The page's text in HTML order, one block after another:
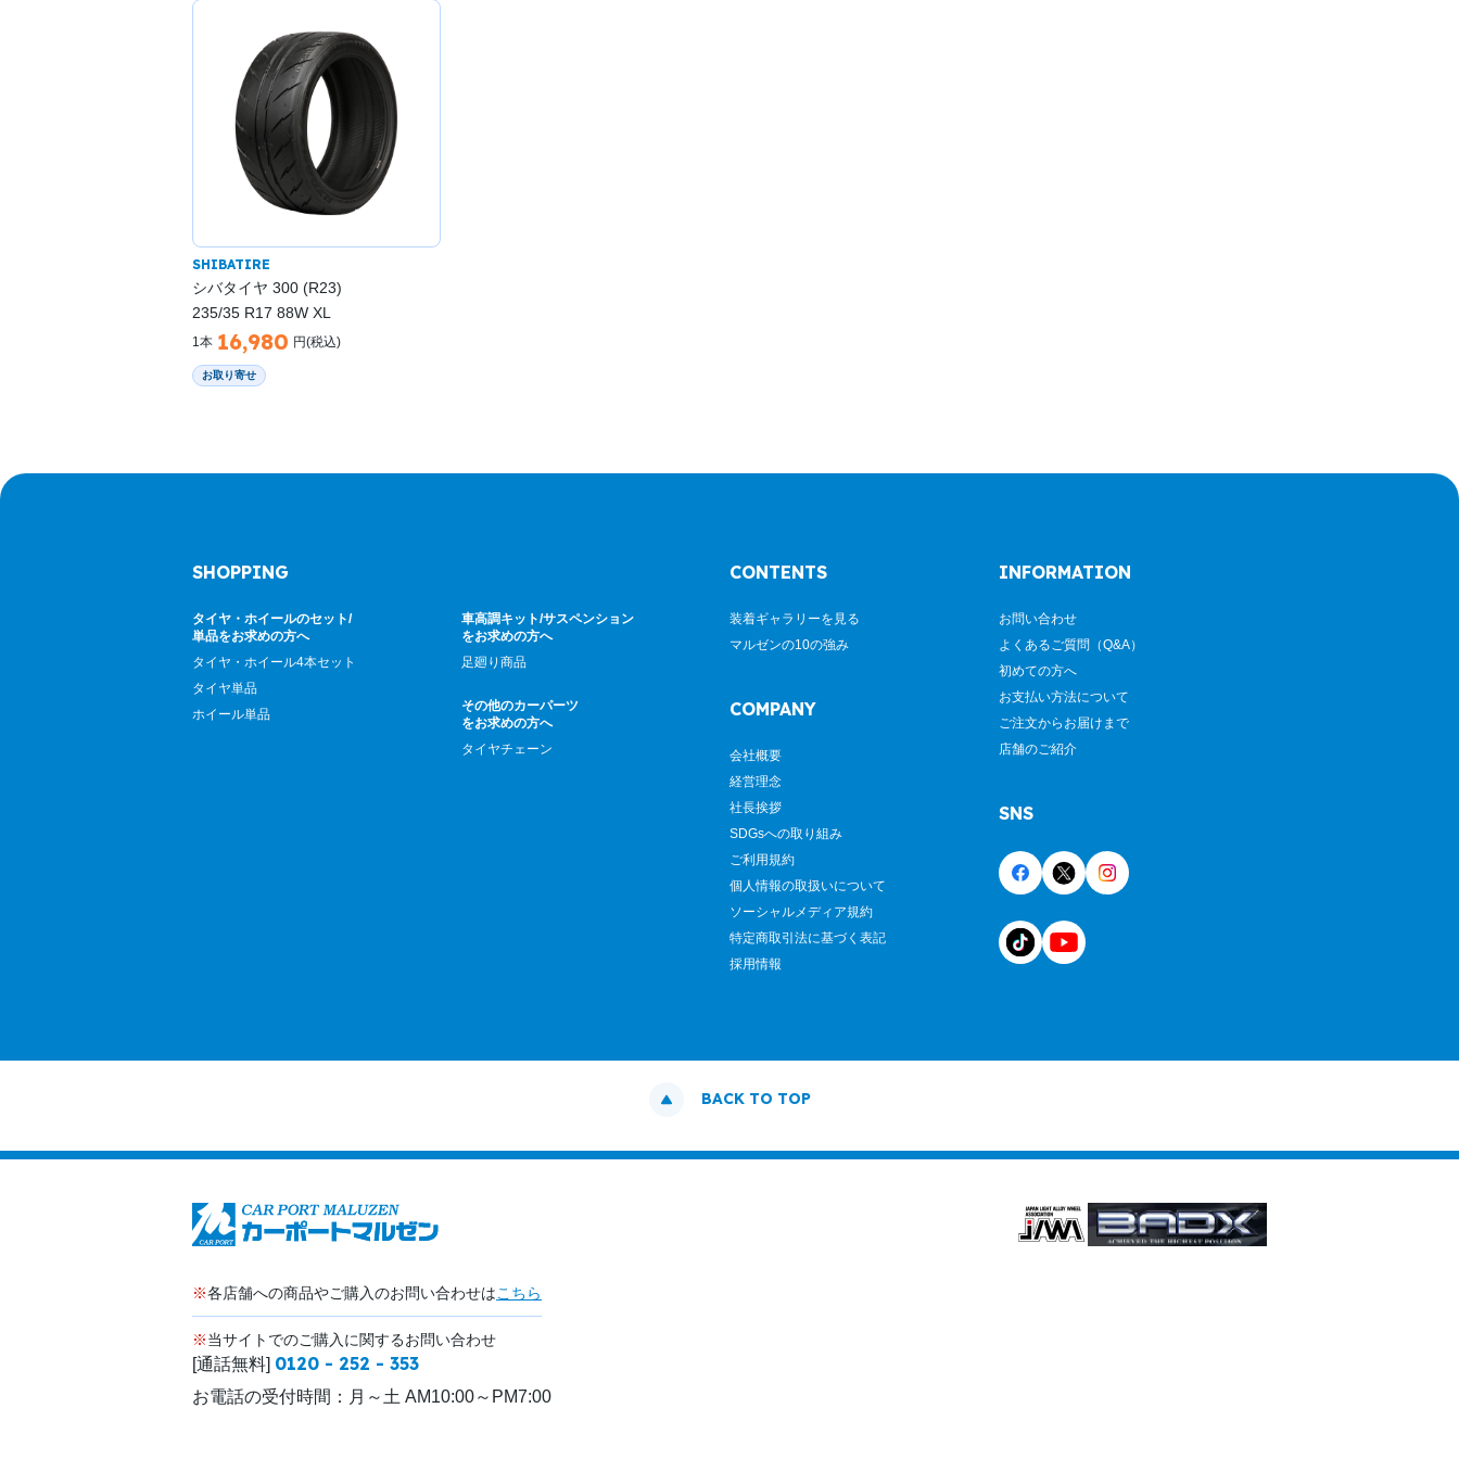
SHIBATIRE
シバタイヤ 300 (R23)
235/35 R17 88W XL
1本 16,980 円(税込)
お取り寄せ
SHOPPING
タイヤ・ホイールのセット/
単品をお求めの方へ
タイヤ・ホイール4本セット
タイヤ単品
ホイール単品
車高調キット/サスペンション
をお求めの方へ
足廻り商品
その他のカーパーツ
をお求めの方へ
タイヤチェーン
CONTENTS
装着ギャラリーを見る
マルゼンの10の強み
COMPANY
会社概要
経営理念
社長挨拶
SDGsへの取り組み
ご利用規約
個人情報の取扱いについて
ソーシャルメディア規約
特定商取引法に基づく表記
採用情報
INFORMATION
お問い合わせ
よくあるご質問（Q&A）
初めての方へ
お支払い方法について
ご注文からお届けまで
店舗のご紹介
SNS
BACK TO TOP
※各店舗への商品やご購入のお問い合わせはこちら
※当サイトでのご購入に関するお問い合わせ
[通話無料] 0120 - 252 - 353
お電話の受付時間： 月～土 AM10:00～PM7:00